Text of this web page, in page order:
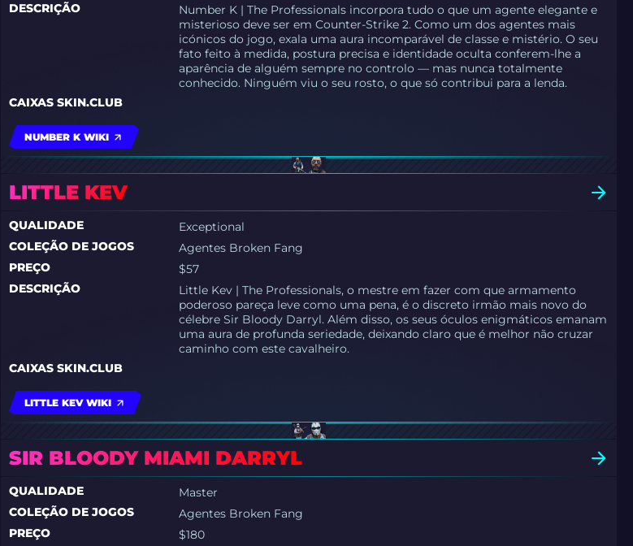
DESCRIÇÃO
Number K | The Professionals incorpora tudo o que um agente elegante e
misterioso deve ser em Counter-Strike 2. Como um dos agentes mais
icónicos do jogo, exala uma aura incomparável de classe e mistério. O seu
fato feito à medida, postura precisa e identidade oculta conferem-lhe a
aparência de alguém sempre no controlo — mas nunca totalmente
conhecido. Ninguém viu o seu rosto, o que só contribui para a lenda.
CAIXAS SKIN.CLUB
NUMBER K WIKI
LITTLE KEV
QUALIDADE
Exceptional
COLEÇÃO DE JOGOS
Agentes Broken Fang
PREÇO
$57
DESCRIÇÃO
Little Kev | The Professionals, o mestre em fazer com que armamento
poderoso pareça leve como uma pena, é o discreto irmão mais novo do
célebre Sir Bloody Darryl. Além disso, os seus óculos enigmáticos emanam
uma aura de profunda seriedade, deixando claro que é melhor não cruzar
caminho com este cavalheiro.
CAIXAS SKIN.CLUB
LITTLE KEV WIKI
SIR BLOODY MIAMI DARRYL
QUALIDADE
Master
COLEÇÃO DE JOGOS
Agentes Broken Fang
PREÇO
$180